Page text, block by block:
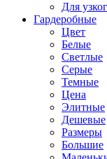
Для
Гардеробные
Цвет
Белые
Светлые
Серые
Темные
Цена
Элитные
Дешевые
Размеры
Большие